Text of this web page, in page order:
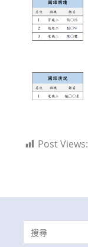
Post Views:
Search
for: